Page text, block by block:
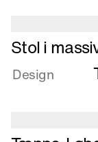
aluminium
Læs
mere
om
rundstål
Stol i
Design
Læs